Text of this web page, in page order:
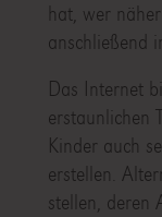
hat, wer
anschließend
Das Internet
erstaunlichen
Kinder auch
erstellen.
stellen, deren